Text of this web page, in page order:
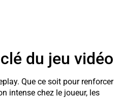
du jeu vidéo
Que ce soit pour renforcer
intense chez le joueur, les